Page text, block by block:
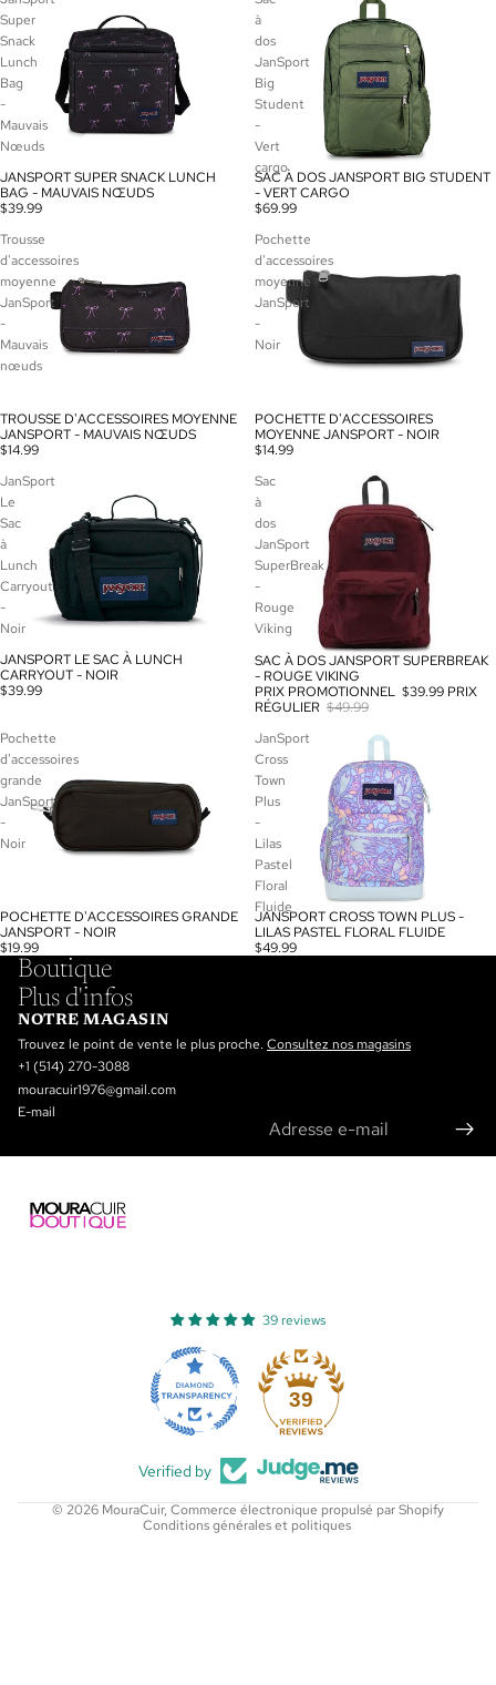
Super
Snack
Lunch
Bag
-
Mauvais
Nœuds
JANSPORT SUPER SNACK LUNCH
BAG - MAUVAIS NŒUDS
$39.99
à
dos
JanSport
Big
Student
-
Vert
cargo
SAC À DOS JANSPORT BIG STUDENT
- VERT CARGO
$69.99
Trousse
d'accessoires
moyenne
JanSport
-
Mauvais
nœuds
ÉPUISÉ
TROUSSE D'ACCESSOIRES MOYENNE
JANSPORT - MAUVAIS NŒUDS
$14.99
Pochette
d'accessoires
moyenne
JanSport
-
Noir
POCHETTE D'ACCESSOIRES
MOYENNE JANSPORT - NOIR
$14.99
JanSport
Le
Sac
à
Lunch
Carryout
-
Noir
JANSPORT LE SAC À LUNCH
CARRYOUT - NOIR
$39.99
Sac
à
dos
JanSport
SuperBreak
-
Rouge
Viking
PROMOTION
SAC À DOS JANSPORT SUPERBREAK
- ROUGE VIKING
PRIX PROMOTIONNEL $39.99 PRIX
RÉGULIER $49.99
Pochette
d'accessoires
grande
JanSport
-
Noir
POCHETTE D'ACCESSOIRES GRANDE
JANSPORT - NOIR
$19.99
JanSport
Cross
Town
Plus
-
Lilas
Pastel
Floral
Fluide
ÉPUISÉ
JANSPORT CROSS TOWN PLUS -
LILAS PASTEL FLORAL FLUIDE
$49.99
Boutique
Plus d'infos
NOTRE MAGASIN
Trouvez le point de vente le plus proche. Consultez nos magasins
+1 (514) 270-3088
mouracuir1976@gmail.com
E-mail
39 reviews
39
Verified by
© 2026 MouraCuir, Commerce électronique propulsé par Shopify
Conditions générales et politiques
Politique de remboursement
Politique de confidentialité
Conditions d’utilisation